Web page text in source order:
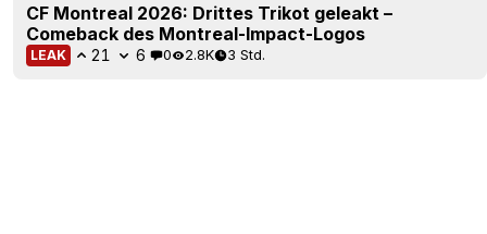
CF Montreal 2026: Drittes Trikot geleakt –
Comeback des Montreal-Impact-Logos
LEAK 21 6 0 2.8K 3 Std.